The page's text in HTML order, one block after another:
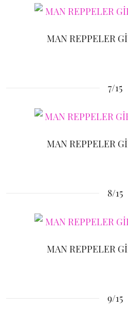
MAN REPPELER
7/15
MAN REPPELER
8/15
MAN REPPELER
9/15